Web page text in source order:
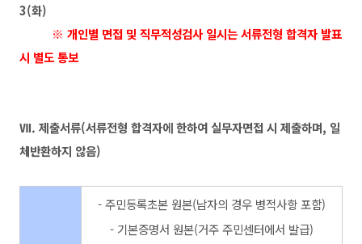
3(화)
※ 개인별 면접 및 직무적성검사 일시는 서류전형 합격자 발표
시 별도 통보
Ⅶ. 제출서류(서류전형 합격자에 한하여 실무자면접 시 제출하며, 일
체반환하지 않음)
- 주민등록초본 원본(남자의 경우 병적사항 포함)
- 기본증명서 원본(거주 주민센터에서 발급)